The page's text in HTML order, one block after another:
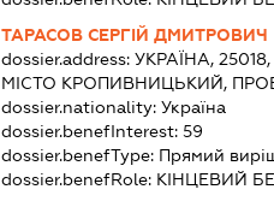
ТАРАСОВ СЕРГІЙ ДМИТРОВИЧ
dossier.address:УКРАЇНА,
МІСТО КРОПИВНИЦЬКИЙ,
dossier.nationality:Україна
dossier.benefInterest:59
dossier.benefType: Прямий
dossier.benefRole: КІНЦЕВИЙ